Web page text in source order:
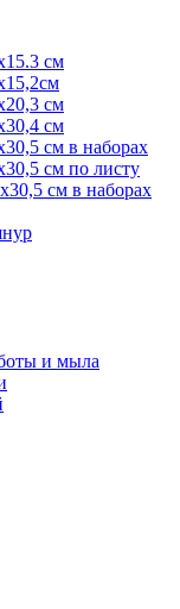
см
см
см
см в наборах
см по листу
см в наборах
и мыла